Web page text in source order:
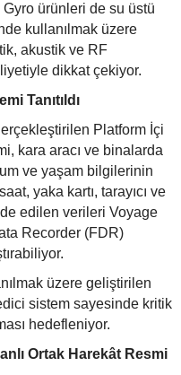
ürünleri de su üstü
kullanılmak üzere
akustik ve RF
dikkat çekiyor.
Tanıtıldı
Platform İçi
kara aracı ve binalarda
ve yaşam bilgilerinin
yaka kartı, tarayıcı ve
edilen verileri Voyage
Recorder (FDR)
üzere geliştirilen
sistem sayesinde kritik
hedefleniyor.
Ortak Harekât Resmi